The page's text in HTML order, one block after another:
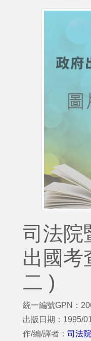
司法院
出國考
二 )
統一編號GPN：
出版日期：1995/
作/編/譯者： 司法院